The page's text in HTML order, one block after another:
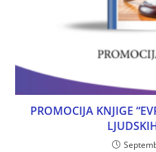
PROMOCIJA KNJIGE